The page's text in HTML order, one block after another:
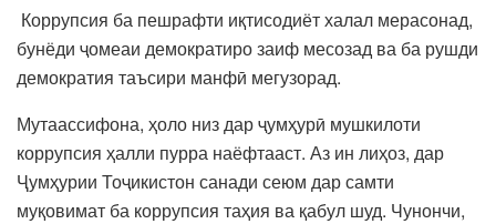
Коррупсия ба пешрафти иқтисодиёт халал мерасонад,
бунёди ҷомеаи демократиро заиф месозад ва ба рушди
демократия таъсири манфӣ мегузорад.
Мутаассифона, ҳоло низ дар ҷумҳурӣ мушкилоти
коррупсия ҳалли пурра наёфтааст. Аз ин лиҳоз, дар
Ҷумҳурии Тоҷикистон санади сеюм дар самти
муқовимат ба коррупсия таҳия ва қабул шуд. Чунончи,